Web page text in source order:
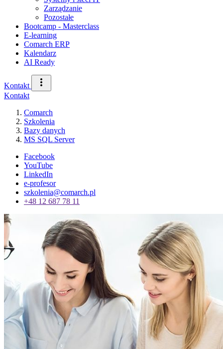
Zarządzanie
Pozostałe
Bootcamp - Masterclass
E-learning
Comarch ERP
Kalendarz
AI Ready
Kontakt
Kontakt
Comarch
Szkolenia
Bazy danych
MS SQL Server
Facebook
YouTube
LinkedIn
e-profesor
szkolenia@comarch.pl
+48 12 687 78 11